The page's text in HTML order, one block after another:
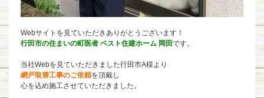
Webサイトを見ていただきありがとうございます！
行田市の住まいの町医者 ベスト住建ホーム 岡田です。
当社Webを見ていただきました行田市A様より
網戸取替工事のご依頼を頂戴し
心を込め施工させていただきました。